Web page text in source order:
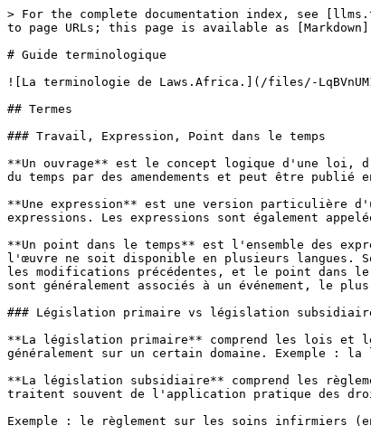
> For the complete documentation index, see
to page URLs; this page is available as
# Guide terminologique
![La terminologie de Laws.Africa.](/files/-
## Termes
### Travail, Expression, Point dans le temps
**Un ouvrage** est le concept logique d'une
du temps par des amendements et peut être
**Une expression** est une version particulière
expressions. Les expressions sont également
**Un point dans le temps** est l'ensemble des
l'œuvre ne soit disponible en plusieurs langues.
les modifications précédentes, et le point dans
sont généralement associés à un événement, le
### Législation primaire vs législation
**La législation primaire** comprend les lois et
généralement sur un certain domaine. Exemple
**La législation subsidiaire** comprend les
traitent souvent de l'application pratique des
Exemple : le règlement sur les soins infirmiers